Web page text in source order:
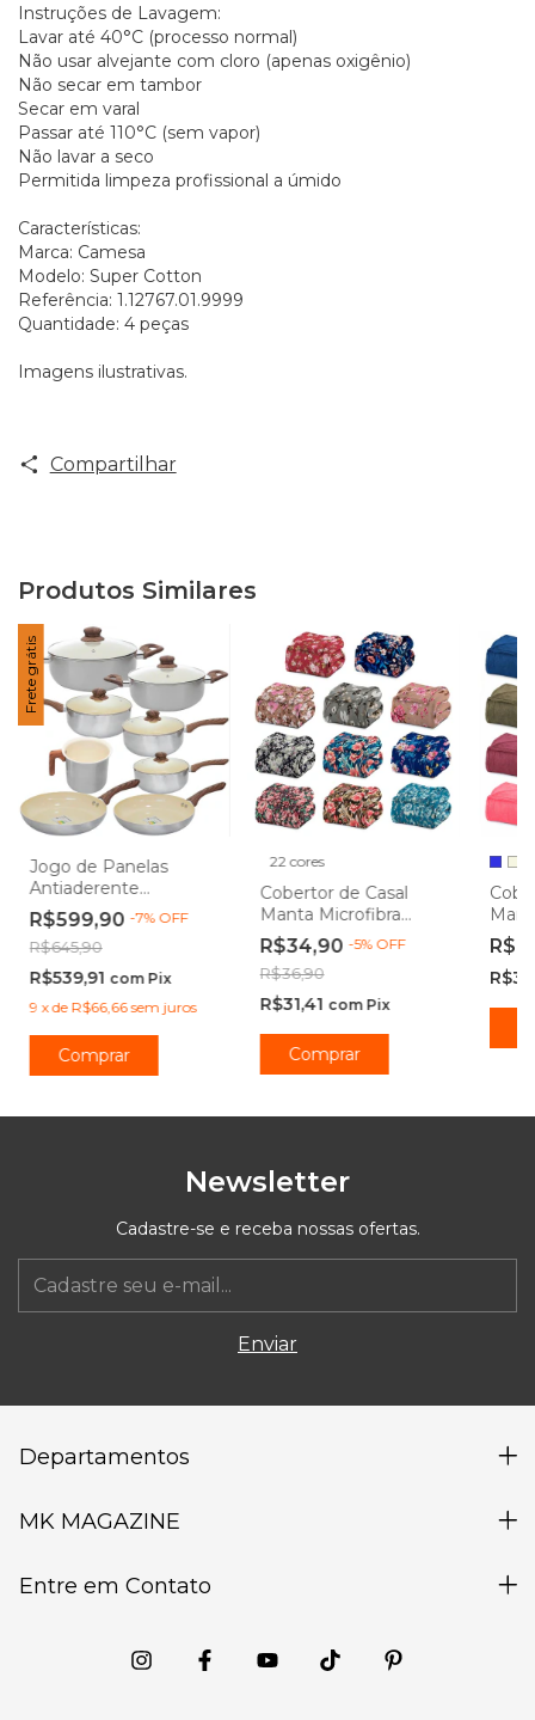
Instruções de Lavagem:
Lavar até 40°C (processo normal)
Não usar alvejante com cloro (apenas oxigênio)
Não secar em tambor
Secar em varal
Passar até 110°C (sem vapor)
Não lavar a seco
Permitida limpeza profissional a úmido
Características:
Marca: Camesa
Modelo: Super Cotton
Referência: 1.12767.01.9999
Quantidade: 4 peças
Imagens ilustrativas.
Compartilhar
Produtos Similares
Frete grátis
Jogo de Panelas
Antiaderente
Cerâmica de Indução
New York 8 Peças -
Casambiente
R$599,90 -7% OFF
R$645,90
R$539,91 com Pix
9 xde R$66,66 sem juros
22 cores
Cobertor de Casal
Manta Microfibra
Antialérgico 1,80 x
2,20m Floral - Camesa
R$34,90 -5% OFF
R$36,90
R$31,41 com Pix
Comprar
Newsletter
Cadastre-se e receba nossas ofertas.
Departamentos
MK MAGAZINE
Entre em Contato